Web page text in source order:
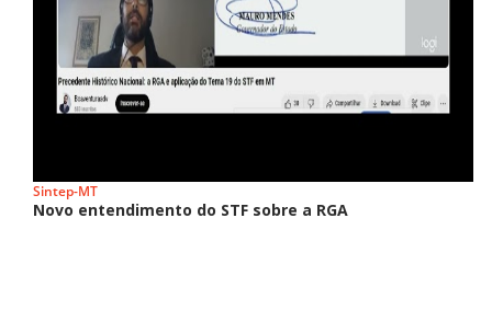
Sintep-MT
Novo entendimento do STF sobre a RGA